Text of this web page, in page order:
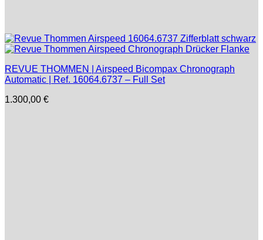
REVUE THOMMEN | Airspeed Bicompax Chronograph
Automatic | Ref. 16064.6737 – Full Set
1.300,00 €